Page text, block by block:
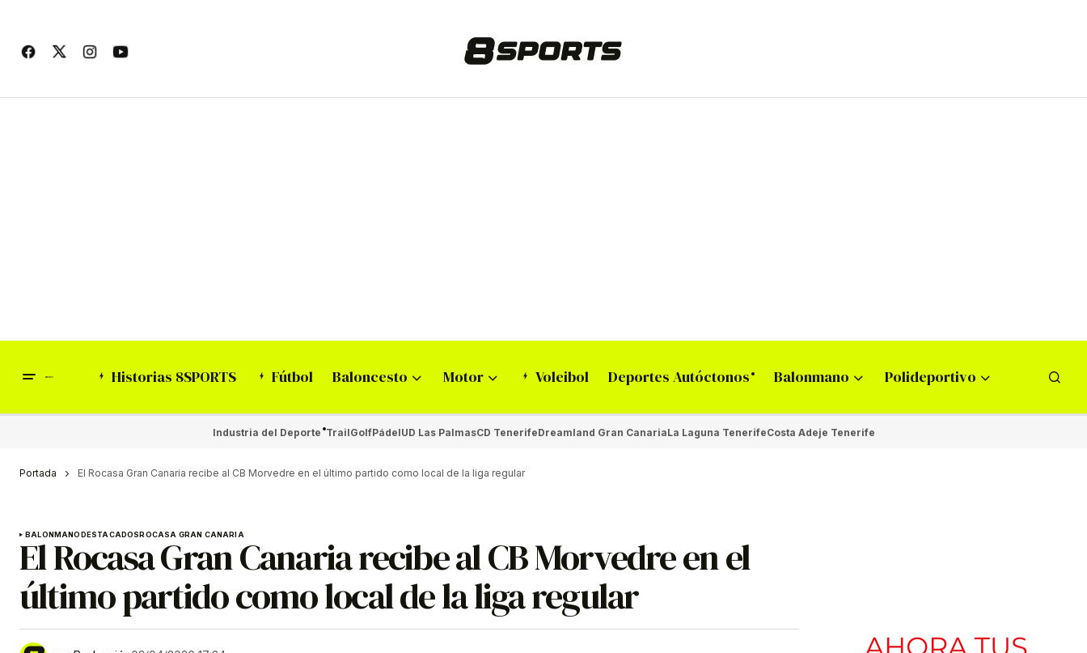
Historias 8SPORTS Fútbol Baloncesto Motor Voleibol Deportes Autóctonos Balonmano Polideportivo
Industria del Deporte TrailGolfPádelUD Las PalmasCD TenerifeDreamland Gran CanariaLa Laguna TenerifeCosta Adeje Tenerife
Portada El Rocasa Gran Canaria recibe al CB Morvedre en el último partido como local de la liga regular
BALONMANODESTACADOSROCASA GRAN CANARIA
El Rocasa Gran Canaria recibe al CB Morvedre en el
último partido como local de la liga regular